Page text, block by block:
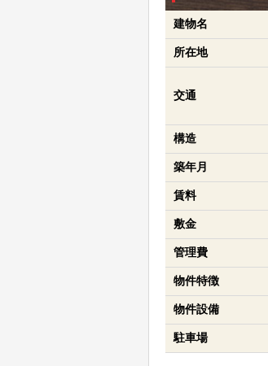
建物名
所在地
交通
構造
築年月
賃料
敷金
管理費
物件特徴
物件設備
駐車場